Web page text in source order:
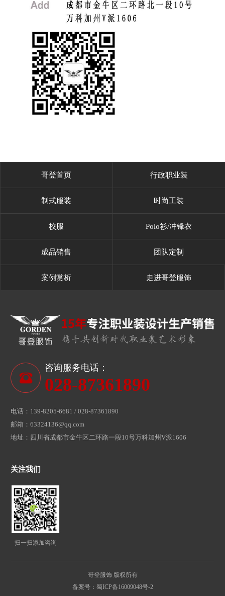
哥登首页 行政职业装
制式服装 时尚工装
校服 Polo衫/冲锋衣
成品销售 团队定制
案例赏析 走进哥登服饰
咨询服务电话：
028-87361890
电话：139-8205-6681 / 028-87361890
邮箱：63324136@qq.com
地址：四川省成都市金牛区二环路一段10号万科加州V派1606
关注我们
扫一扫添加咨询
哥登服饰 版权所有
备案号：蜀ICP备16009048号-2